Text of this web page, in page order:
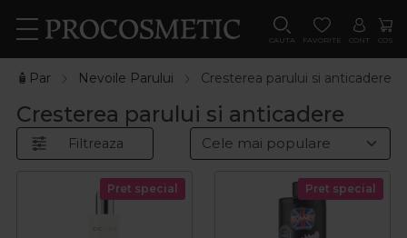
CAUTA FAVORITE CONT COS
🧴Par Nevoile Parului Cresterea parului si anticadere
Cresterea parului si anticadere
Filtreaza
Pret special Pret special